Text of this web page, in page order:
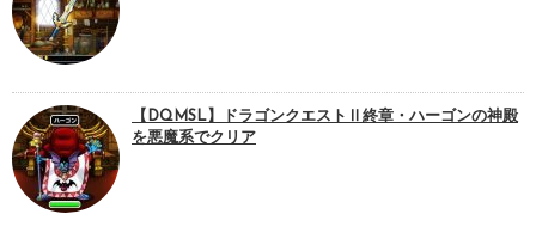
【DQMSL】ドラゴンクエストⅡ終章・ハーゴンの神殿
を悪魔系でクリア